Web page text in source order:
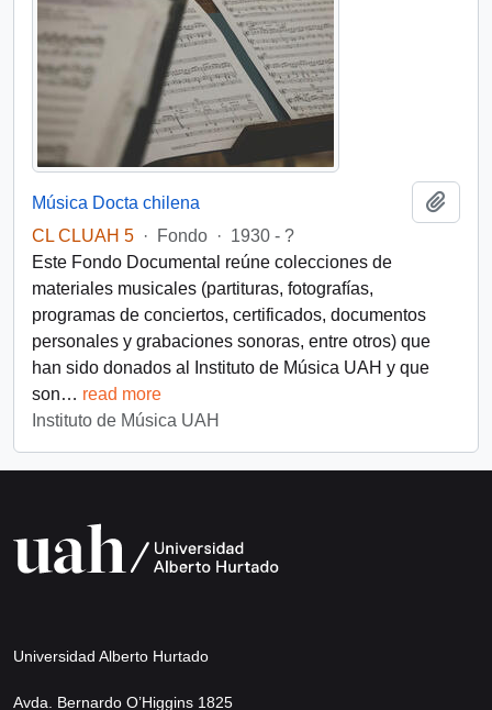
Música Docta chilena
CL CLUAH 5 · Fondo · 1930 - ?
Este Fondo Documental reúne colecciones de
materiales musicales (partituras, fotografías,
programas de conciertos, certificados, documentos
personales y grabaciones sonoras, entre otros) que
han sido donados al Instituto de Música UAH y que
son… read more
Instituto de Música UAH
Universidad Alberto Hurtado
Avda. Bernardo O’Higgins 1825